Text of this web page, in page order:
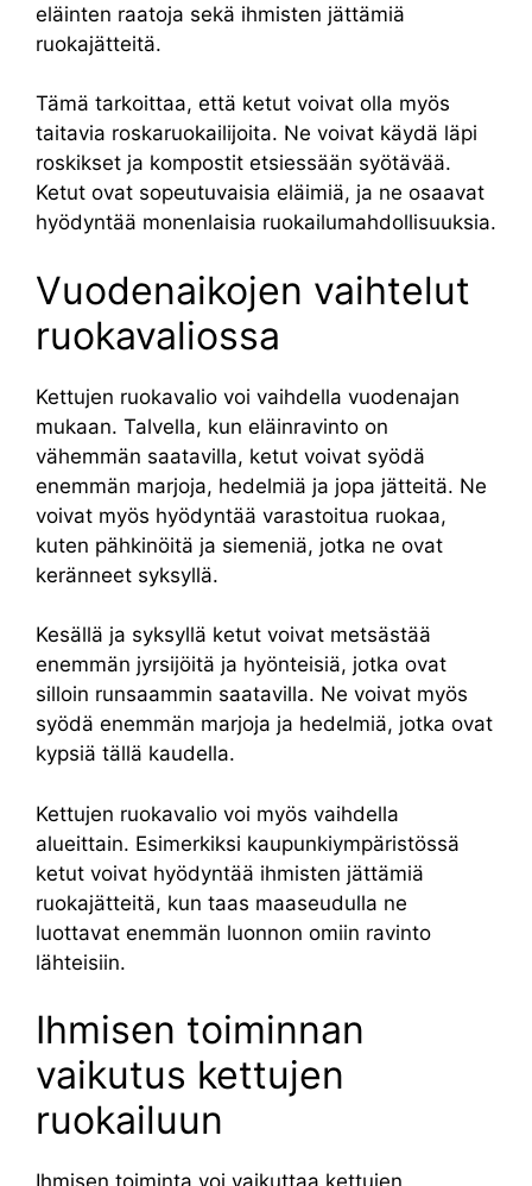
eläinten raatoja sekä ihmisten jättämiä
ruokajätteitä.
Tämä tarkoittaa, että ketut voivat olla myös
taitavia roskaruokailijoita. Ne voivat käydä läpi
roskikset ja kompostit etsiessään syötävää.
Ketut ovat sopeutuvaisia eläimiä, ja ne osaavat
hyödyntää monenlaisia ruokailumahdollisuuksia.
Vuodenaikojen vaihtelut
ruokavaliossa
Kettujen ruokavalio voi vaihdella vuodenajan
mukaan. Talvella, kun eläinravinto on
vähemmän saatavilla, ketut voivat syödä
enemmän marjoja, hedelmiä ja jopa jätteitä. Ne
voivat myös hyödyntää varastoitua ruokaa,
kuten pähkinöitä ja siemeniä, jotka ne ovat
keränneet syksyllä.
Kesällä ja syksyllä ketut voivat metsästää
enemmän jyrsijöitä ja hyönteisiä, jotka ovat
silloin runsaammin saatavilla. Ne voivat myös
syödä enemmän marjoja ja hedelmiä, jotka ovat
kypsiä tällä kaudella.
Kettujen ruokavalio voi myös vaihdella
alueittain. Esimerkiksi kaupunkiympäristössä
ketut voivat hyödyntää ihmisten jättämiä
ruokajätteitä, kun taas maaseudulla ne
luottavat enemmän luonnon omiin ravinto
lähteisiin.
Ihmisen toiminnan
vaikutus kettujen
ruokailuun